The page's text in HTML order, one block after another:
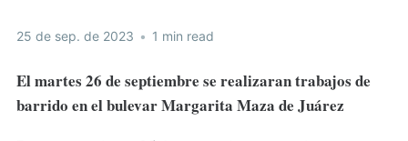
25 de sep. de 2023 • 1 min read
El martes 26 de septiembre se realizaran trabajos de
barrido en el bulevar Margarita Maza de Juárez